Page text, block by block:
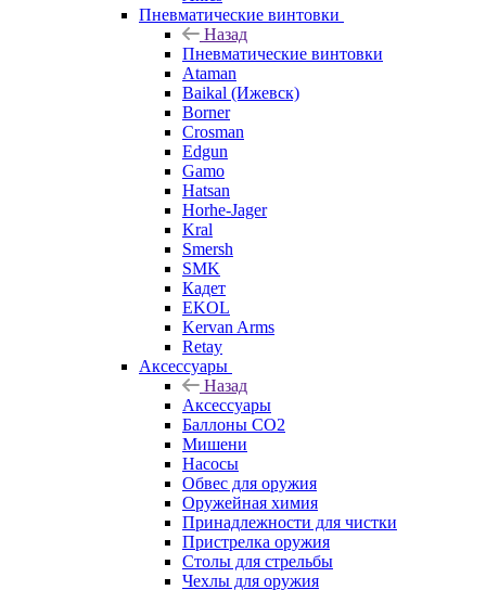
Пневматические винтовки
Назад
Пневматические винтовки
Ataman
Baikal (Ижевск)
Borner
Crosman
Edgun
Gamo
Hatsan
Horhe-Jager
Kral
Smersh
SMK
Кадет
EKOL
Kervan Arms
Retay
Аксессуары
Назад
Аксессуары
Баллоны СО2
Мишени
Насосы
Обвес для оружия
Оружейная химия
Принадлежности для чистки
Пристрелка оружия
Столы для стрельбы
Чехлы для оружия